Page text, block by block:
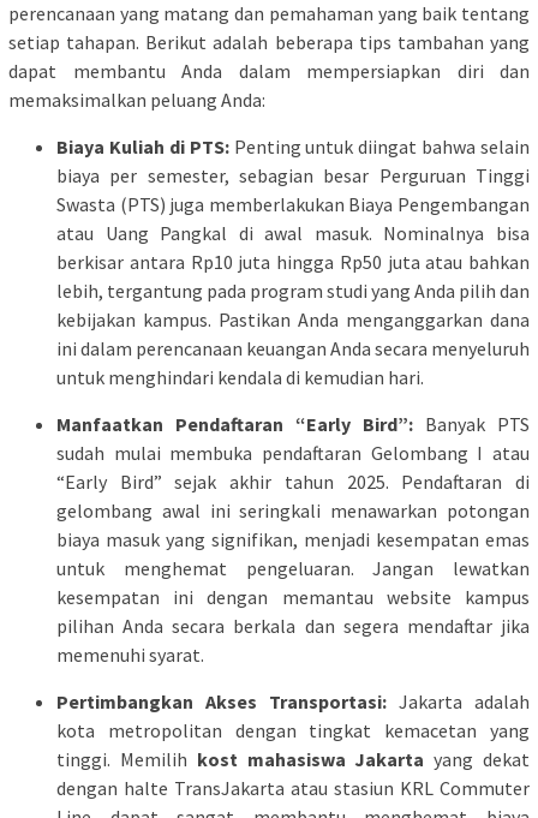
perencanaan yang matang dan pemahaman yang baik tentang
setiap tahapan. Berikut adalah beberapa tips tambahan yang
dapat membantu Anda dalam mempersiapkan diri dan
memaksimalkan peluang Anda:
Biaya Kuliah di PTS:Penting untuk diingat bahwa selain
biaya per semester, sebagian besar Perguruan Tinggi
Swasta (PTS) juga memberlakukan Biaya Pengembangan
atau Uang Pangkal di awal masuk. Nominalnya bisa
berkisar antara Rp10 juta hingga Rp50 juta atau bahkan
lebih, tergantung pada program studi yang Anda pilih dan
kebijakan kampus. Pastikan Anda menganggarkan dana
ini dalam perencanaan keuangan Anda secara menyeluruh
untuk menghindari kendala di kemudian hari.
Manfaatkan Pendaftaran “Early Bird”: Banyak PTS
sudah mulai membuka pendaftaran Gelombang I atau
“Early Bird” sejak akhir tahun 2025. Pendaftaran di
gelombang awal ini seringkali menawarkan potongan
biaya masuk yang signifikan, menjadi kesempatan emas
untuk menghemat pengeluaran. Jangan lewatkan
kesempatan ini dengan memantau website kampus
pilihan Anda secara berkala dan segera mendaftar jika
memenuhi syarat.
Pertimbangkan Akses Transportasi: Jakarta adalah
kota metropolitan dengan tingkat kemacetan yang
tinggi. Memilih kost mahasiswa Jakarta yang dekat
dengan halte TransJakarta atau stasiun KRL Commuter